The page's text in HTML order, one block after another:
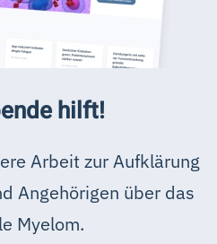
hilft!
Arbeit zur Aufklärung
Angehörigen über das
Myelom.